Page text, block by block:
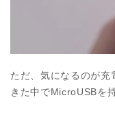
ただ、気になるのが充
きた中でMicroUSBを